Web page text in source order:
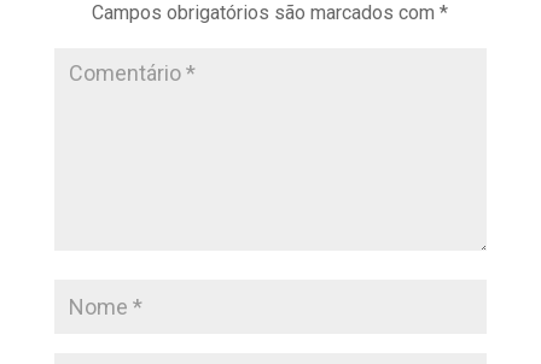
Campos obrigatórios são marcados com*